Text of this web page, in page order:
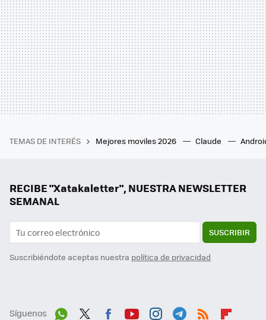
TEMAS DE INTERÉS Mejores moviles 2026 Claude
RECIBE "Xatakaletter", NUESTRA NEWSLETTER
SEMANAL
SUSCRIBIR
Suscribiéndote aceptas nuestra política de privacidad
Síguenos